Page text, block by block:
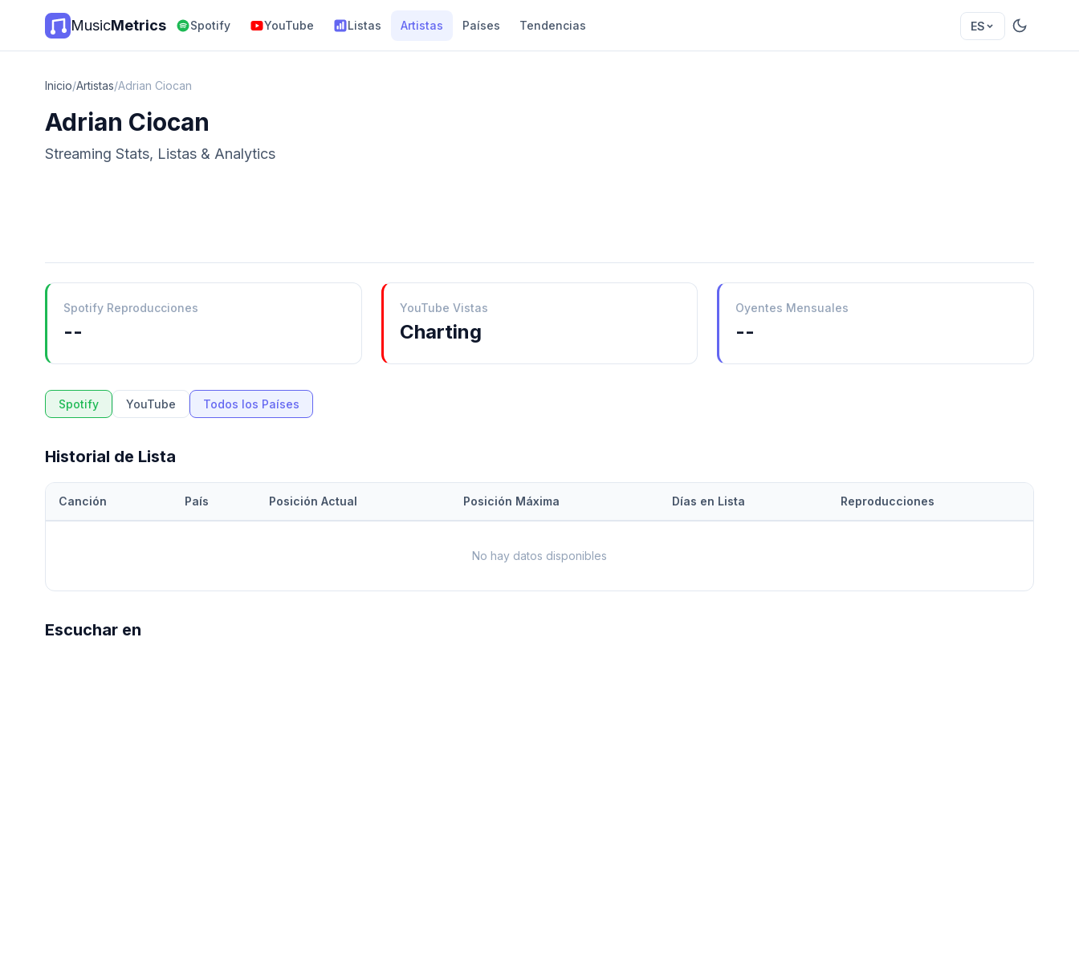
MusicMetrics Spotify YouTube Listas Artistas Países Tendencias ES
Inicio/Artistas/Adrian Ciocan
Adrian Ciocan
Streaming Stats, Listas & Analytics
Spotify Reproducciones
--
YouTube Vistas
Charting
Oyentes Mensuales
--
Spotify YouTube Todos los Países
Historial de Lista
Canción País Posición Actual Posición Máxima Días en Lista Reproducciones
No hay datos disponibles
Escuchar en